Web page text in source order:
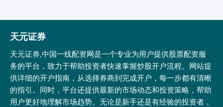
天元证券
天元证券,中国一线配资网是一个专业为用户提供股票配资服
务的平台，致力于帮助投资者快速掌握炒股开户流程。网站提
供详细的开户指南，从选择券商到完成开户，每一步都有清晰
的指引。同时，平台还提供最新的市场动态和投资策略，帮助
用户更好地理解市场趋势。无论是新手还是有经验的投资者，